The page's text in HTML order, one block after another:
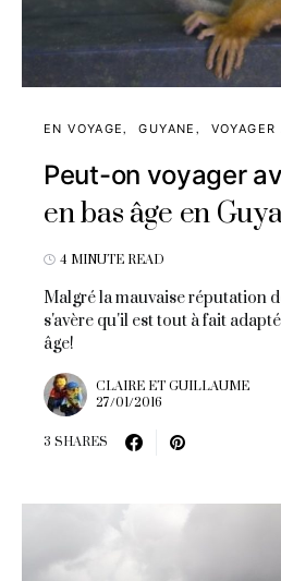
EN VOYAGE GUYANE
Peut-on voyager
en bas âge en
4 MINUTE READ
Malgré la mauvaise réputation
s'avère qu'il est tout à fait
âge!
CLAIRE ET GUILLAUME
27/01/2016
3 SHARES